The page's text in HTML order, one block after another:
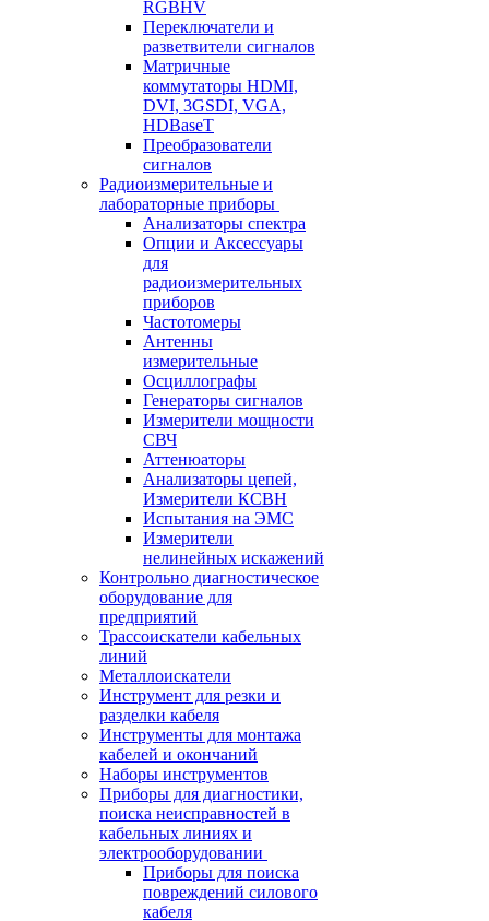
RGBHV
Переключатели и
разветвители сигналов
Матричные
коммутаторы HDMI,
DVI, 3GSDI, VGA,
HDBaseT
Преобразователи
сигналов
Радиоизмерительные и
лабораторные приборы
Анализаторы спектра
Опции и Аксессуары
для
радиоизмерительных
приборов
Частотомеры
Антенны
измерительные
Осциллографы
Генераторы сигналов
Измерители мощности
СВЧ
Аттенюаторы
Анализаторы цепей,
Измерители КСВН
Испытания на ЭМС
Измерители
нелинейных искажений
Контрольно диагностическое
оборудование для
предприятий
Трассоискатели кабельных
линий
Металлоискатели
Инструмент для резки и
разделки кабеля
Инструменты для монтажа
кабелей и окончаний
Наборы инструментов
Приборы для диагностики,
поиска неисправностей в
кабельных линиях и
электрооборудовании
Приборы для поиска
повреждений силового
кабеля